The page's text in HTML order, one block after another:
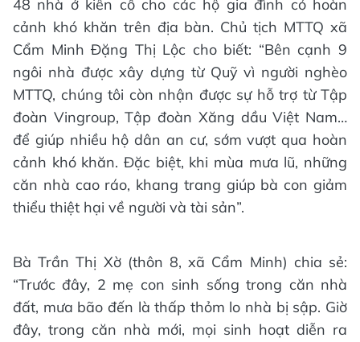
48 nhà ở kiên cố cho các hộ gia đình có hoàn
cảnh khó khăn trên địa bàn. Chủ tịch MTTQ xã
Cẩm Minh Đặng Thị Lộc cho biết: “Bên cạnh 9
ngôi nhà được xây dựng từ Quỹ vì người nghèo
MTTQ, chúng tôi còn nhận được sự hỗ trợ từ Tập
đoàn Vingroup, Tập đoàn Xăng dầu Việt Nam…
để giúp nhiều hộ dân an cư, sớm vượt qua hoàn
cảnh khó khăn. Đặc biệt, khi mùa mưa lũ, những
căn nhà cao ráo, khang trang giúp bà con giảm
thiểu thiệt hại về người và tài sản”.
Bà Trần Thị Xờ (thôn 8, xã Cẩm Minh) chia sẻ:
“Trước đây, 2 mẹ con sinh sống trong căn nhà
đất, mưa bão đến là thấp thỏm lo nhà bị sập. Giờ
đây, trong căn nhà mới, mọi sinh hoạt diễn ra